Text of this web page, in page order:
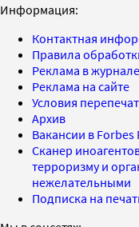
Информация:
Контактная
Правила
Реклама в журнале
Реклама на сайте
Условия
Архив
Вакансии в Forbes
Сканер
терроризму и
нежелательными
Подписка на